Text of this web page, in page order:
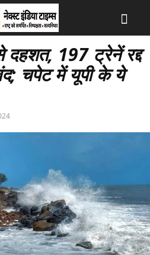
दहशत, 197 ट्रेनें रद्द
चपेट में यूपी के ये